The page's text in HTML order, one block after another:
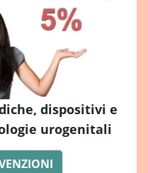
dispositivi e
urogenitali